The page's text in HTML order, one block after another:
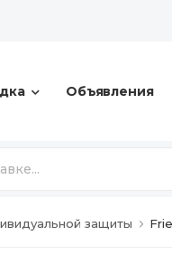
Объявления
защиты